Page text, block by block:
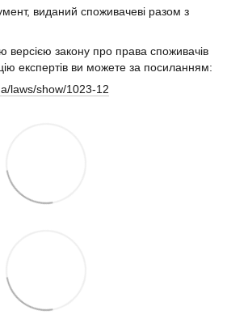
виданий споживачеві разом з
закону про права споживачів
експертів ви можете за посиланням:
laws/show/1023-12